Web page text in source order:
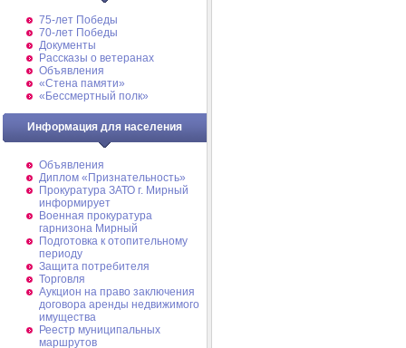
75-лет Победы
70-лет Победы
Документы
Рассказы о ветеранах
Объявления
«Стена памяти»
«Бессмертный полк»
Информация для населения
Объявления
Диплом «Признательность»
Прокуратура ЗАТО г. Мирный
информирует
Военная прокуратура
гарнизона Мирный
Подготовка к отопительному
периоду
Защита потребителя
Торговля
Аукцион на право заключения
договора аренды недвижимого
имущества
Реестр муниципальных
маршрутов